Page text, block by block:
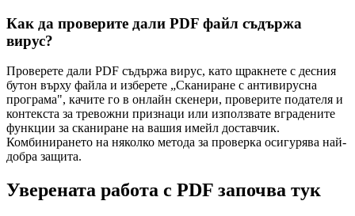
Как да проверите дали PDF файл съдържа
вирус?
Проверете дали PDF съдържа вирус, като щракнете с десния
бутон върху файла и изберете „Сканиране с антивирусна
програма", качите го в онлайн скенери, проверите подателя и
контекста за тревожни признаци или използвате вградените
функции за сканиране на вашия имейл доставчик.
Комбинирането на няколко метода за проверка осигурява най-
добра защита.
Уверената работа с PDF започва тук